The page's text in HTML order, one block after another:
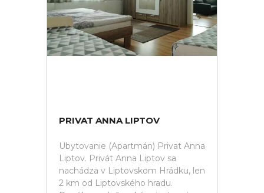
PRIVAT ANNA LIPTOV
Ubytovanie (Apartmán) Privat Anna
Liptov. Privát Anna Liptov sa
nachádza v Liptovskom Hrádku, len
2 km od Liptovského hradu.